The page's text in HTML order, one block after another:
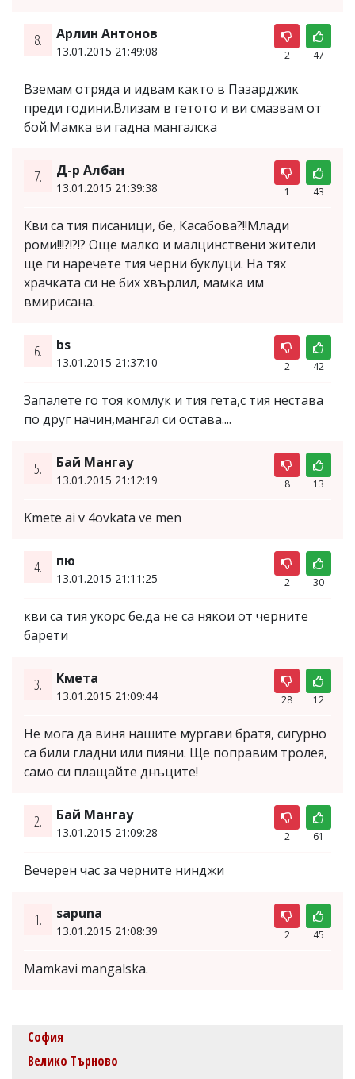
8. Арлин Антонов
13.01.2015 21:49:08 2 47
Вземам отряда и идвам както в Пазарджик
преди години.Влизам в гетото и ви смазвам от
бой.Мамка ви гадна мангалска
7. Д-р Албан
13.01.2015 21:39:38 1 43
Кви са тия писаници, бе, Касабова?!!Млади
роми!!!?!?!? Още малко и малцинствени жители
ще ги наречете тия черни буклуци. На тях
храчката си не бих хвърлил, мамка им
вмирисана.
6. bs
13.01.2015 21:37:10 2 42
Запалете го тоя комлук и тия гета,с тия нестава
по друг начин,мангал си остава....
5. Бай Мангау
13.01.2015 21:12:19 8 13
Kmete ai v 4ovkata ve men
4. пю
13.01.2015 21:11:25 2 30
кви са тия укорс бе.да не са някои от черните
барети
3. Кмета
13.01.2015 21:09:44 28 12
Не мога да виня нашите мургави братя, сигурно
са били гладни или пияни. Ще поправим тролея,
само си плащайте днъците!
2. Бай Мангау
13.01.2015 21:09:28 2 61
Вечерен час за черните нинджи
1. sapuna
13.01.2015 21:08:39 2 45
Mamkavi mangalska.
София
Велико Търново